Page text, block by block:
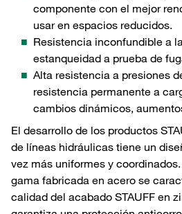
componente con el mejor
usar en espacios reducidos.
Resistencia inconfundible a
estanqueidad a prueba de
Alta resistencia a presiones
resistencia permanente a
cambios dinámicos,
El desarrollo de los productos
de líneas hidráulicas tiene un
vez más uniformes y
gama fabricada en acero se
calidad del acabado STAUFF en